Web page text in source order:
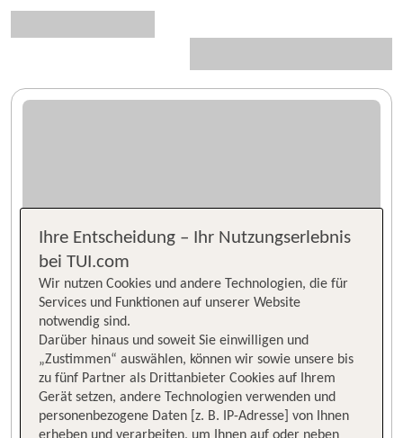
Ihre Entscheidung – Ihr Nutzungserlebnis
bei TUI.com
Wir nutzen Cookies und andere Technologien, die für
Services und Funktionen auf unserer Website
notwendig sind.
Darüber hinaus und soweit Sie einwilligen und
„Zustimmen“ auswählen, können wir sowie unsere bis
zu fünf Partner als Drittanbieter Cookies auf Ihrem
Gerät setzen, andere Technologien verwenden und
personenbezogene Daten [z. B. IP-Adresse] von Ihnen